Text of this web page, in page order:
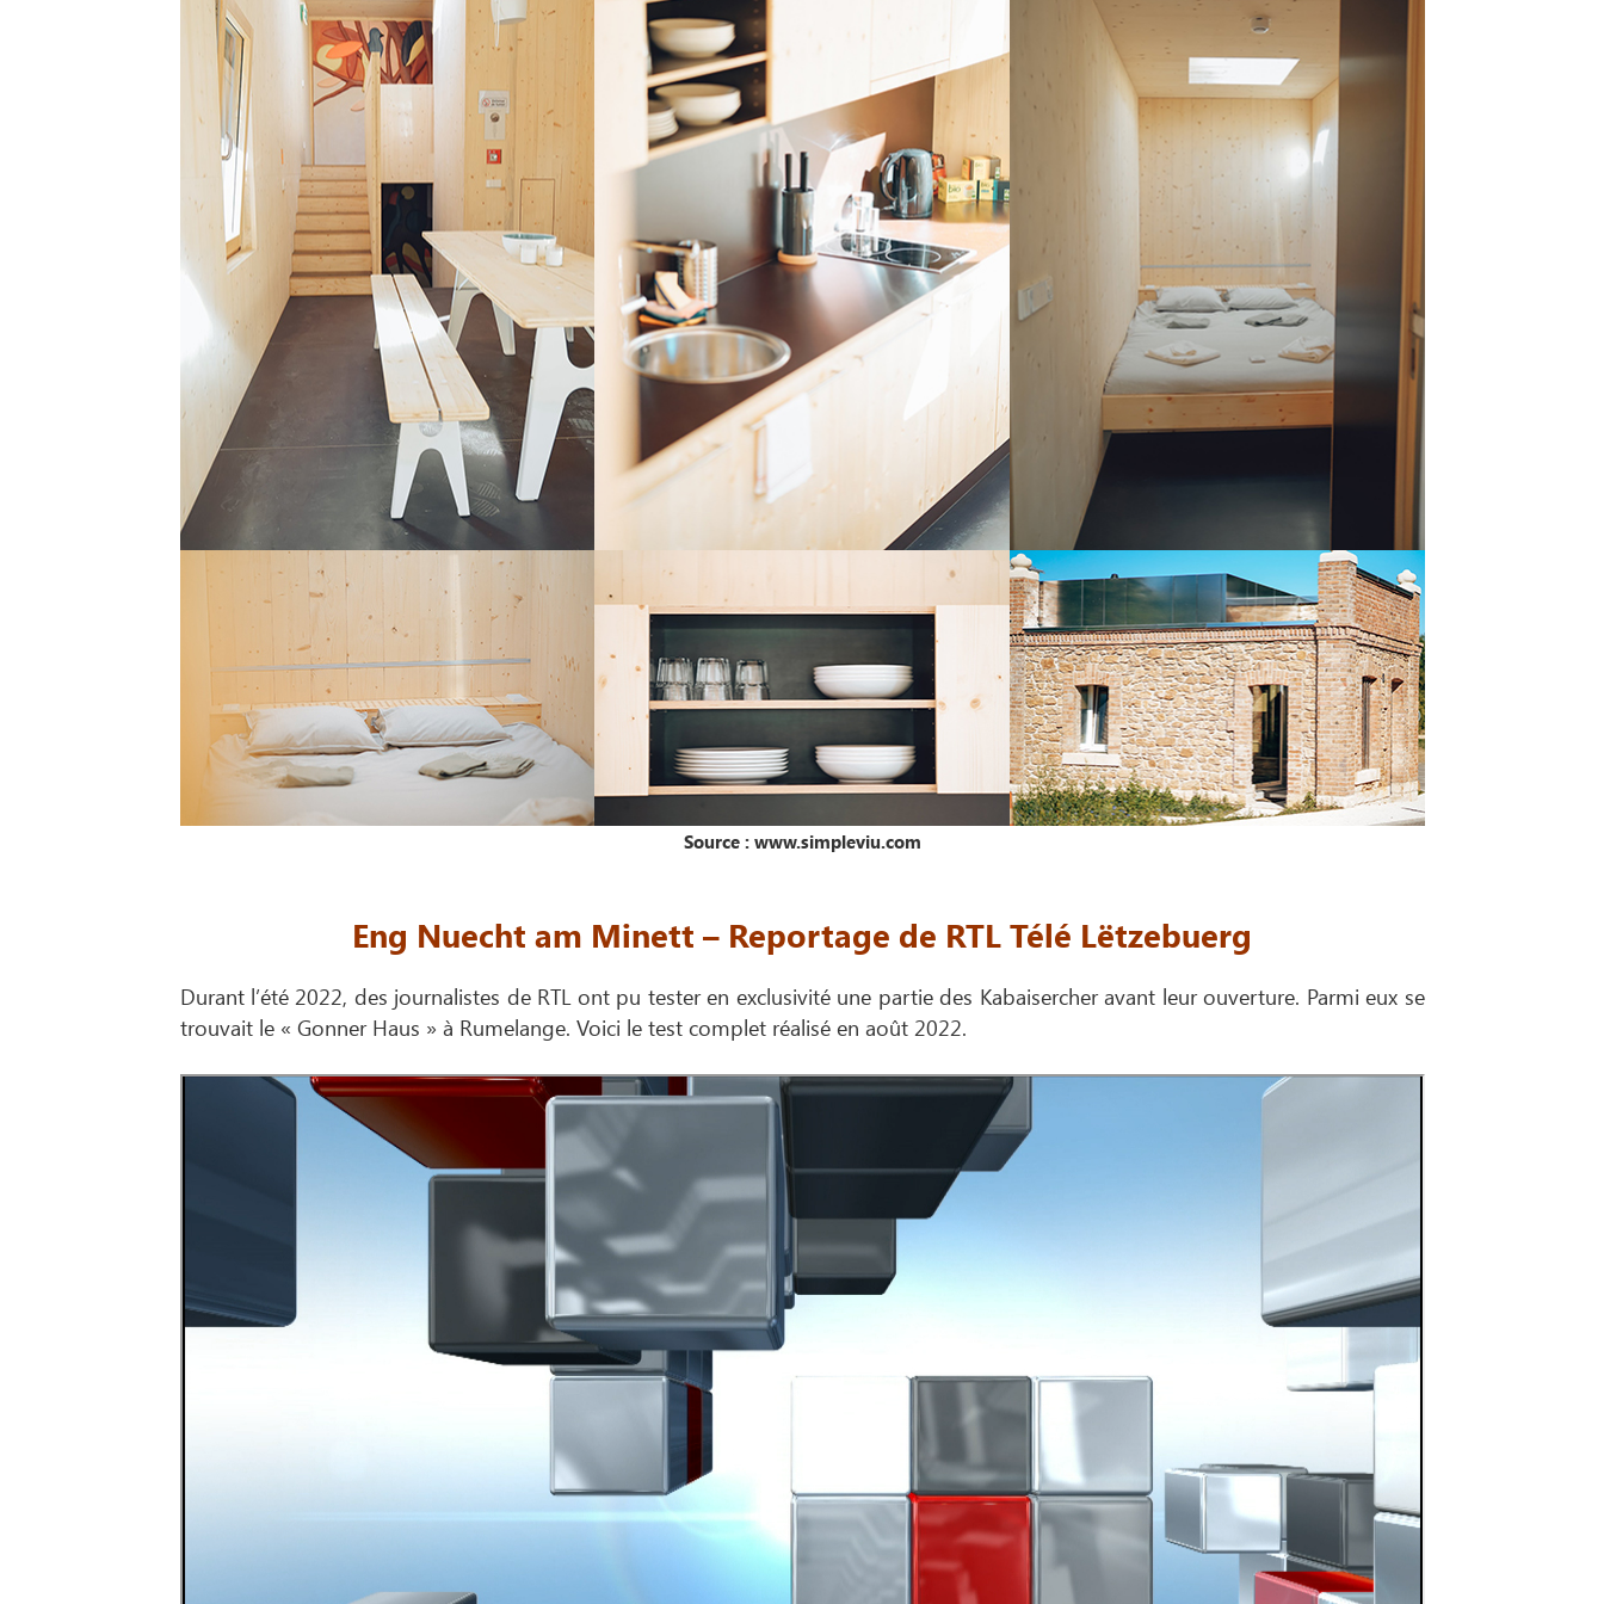
Source : www.simpleviu.com
Eng Nuecht am Minett – Reportage de RTL Télé Lëtzebuerg
Durant l’été 2022, des journalistes de RTL ont pu tester en exclusivité une partie des Kabaisercher avant leur ouverture. Parmi eux se
trouvait le « Gonner Haus » à Rumelange. Voici le test complet réalisé en août 2022.